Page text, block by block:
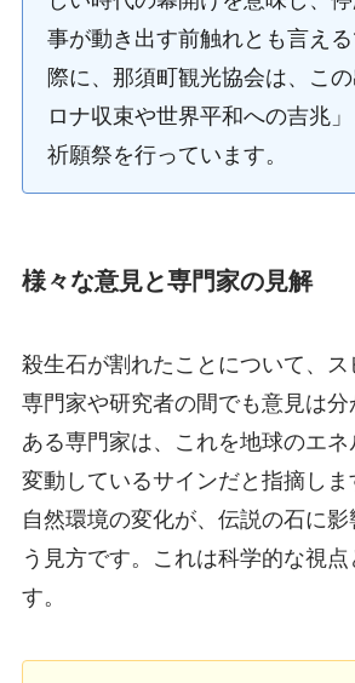
事が動き出す前触れとも言え
際に、那須町観光協会は、こ
ロナ収束や世界平和への吉兆
祈願祭を行っています。
様々な意見と専門家の見解
殺生石が割れたことについて、
専門家や研究者の間でも意見は分
ある専門家は、これを地球のエネ
変動しているサインだと指摘し
自然環境の変化が、伝説の石に
う見方です。これは科学的な視点
す。